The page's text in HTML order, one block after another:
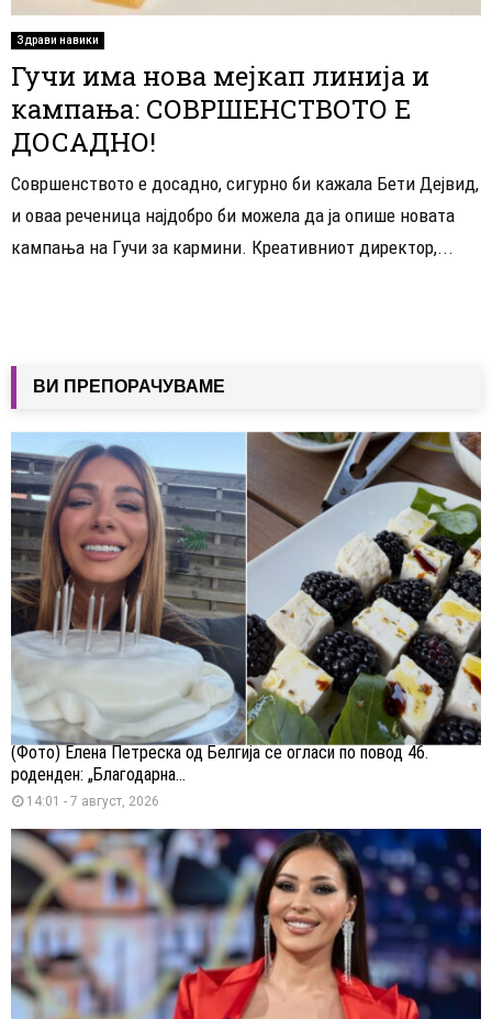
Здрави навики
Гучи има нова мејкап линија и
кампања: СОВРШЕНСТВОТО Е
ДОСАДНО!
Совршенството е досадно, сигурно би кажала Бети Дејвид,
и оваа реченица најдобро би можела да ја опише новата
кампања на Гучи за кармини. Креативниот директор,...
ВИ ПРЕПОРАЧУВАМЕ
(Фото) Елена Петреска од Белгија се огласи по повод 46.
роденден: „Благодарна...
14:01 - 7 август, 2026